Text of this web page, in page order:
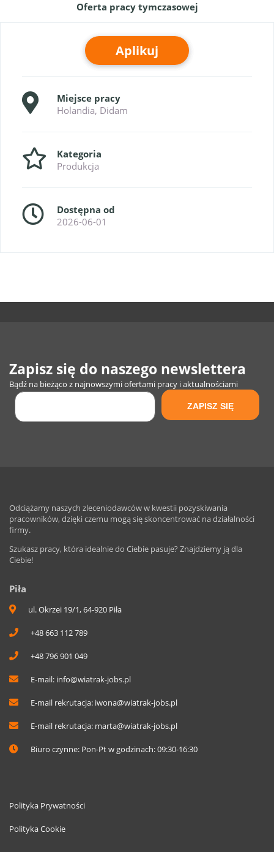
Oferta pracy tymczasowej
Aplikuj
Miejsce pracy
Holandia, Didam
Kategoria
Produkcja
Dostępna od
2026-06-01
Zapisz się do naszego newslettera
Bądź na bieżąco z najnowszymi ofertami pracy i aktualnościami
Odciążamy naszych zleceniodawców w kwestii pozyskiwania
pracowników, dzięki czemu mogą się skoncentrować na działalności
firmy.
Szukasz pracy, która idealnie do Ciebie pasuje? Znajdziemy ją dla
Ciebie!
Piła
ul. Okrzei 19/1, 64-920 Piła
+48 663 112 789
+48 796 901 049
E-mail: info@wiatrak-jobs.pl
E-mail rekrutacja: iwona@wiatrak-jobs.pl
E-mail rekrutacja: marta@wiatrak-jobs.pl
Biuro czynne: Pon-Pt w godzinach: 09:30-16:30
Polityka Prywatności
Polityka Cookie